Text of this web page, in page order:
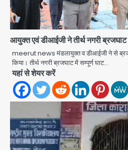
आयुक्त एवं डीआईजी ने तीर्थ नगरी ब्रजघाट
meerut news मंडलायुक्त व डीआईजी ने से
किया। तीर्थ नगरी ब्रजघाट में सम्पूर्ण घाट…
यहां से शेयर करें
12 साल से फरार
Team JHJ